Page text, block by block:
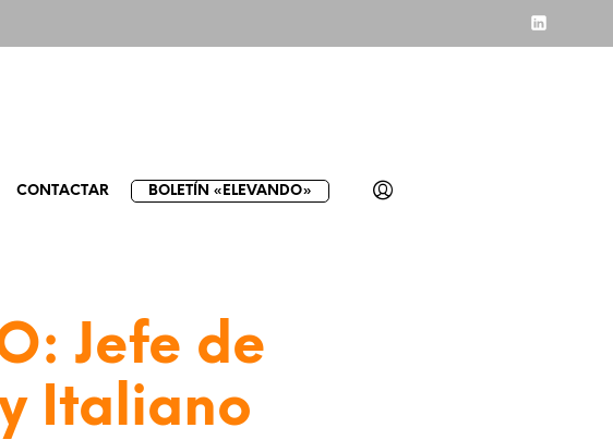
CONTACTAR BOLETÍN «ELEVANDO»
Jefe de
Italiano